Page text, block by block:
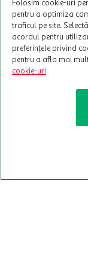
nu poate fi utilizat
activitati in afara
nu raspunde pentru
care aceste este
intretineri sau
Pentru tine
Folosim cookie-uri
pentru a optimiza
traficul pe site.
acordul pentru
preferințele privind
pentru a afla mai
cookie-uri